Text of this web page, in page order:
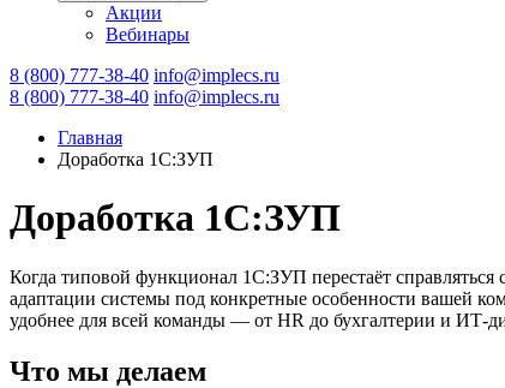
Акции
Вебинары
8 (800) 777-38-40 info@implecs.ru
8 (800) 777-38-40 info@implecs.ru
Главная
Доработка 1С:ЗУП
Доработка 1С:ЗУП
Когда типовой функционал 1С:ЗУП перестаёт
адаптации системы под конкретные особенности вашей
удобнее для всей команды — от HR до бухгалтерии и ИТ-
Что мы делаем